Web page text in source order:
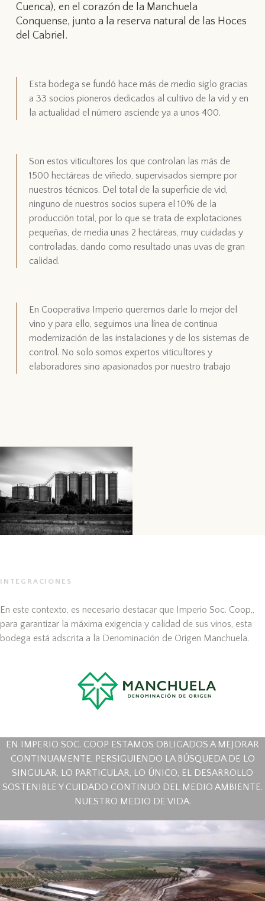
Cuenca), en el corazón de la Manchuela
Conquense, junto a la reserva natural de las Hoces
del Cabriel.
Esta bodega se fundó hace más de medio siglo gracias
a 33 socios pioneros dedicados al cultivo de la vid y en
la actualidad el número asciende ya a unos 400.
Son estos viticultores los que controlan las más de
1500 hectáreas de viñedo, supervisados siempre por
nuestros técnicos. Del total de la superficie de vid,
ninguno de nuestros socios supera el 10% de la
producción total, por lo que se trata de explotaciones
pequeñas, de media unas 2 hectáreas, muy cuidadas y
controladas, dando como resultado unas uvas de gran
calidad.
En Cooperativa Imperio queremos darle lo mejor del
vino y para ello, seguimos una línea de continua
modernización de las instalaciones y de los sistemas de
control. No solo somos expertos viticultores y
elaboradores sino apasionados por nuestro trabajo
INTEGRACIONES
En este contexto, es necesario destacar que Imperio Soc. Coop,,
para garantizar la máxima exigencia y calidad de sus vinos, esta
bodega está adscrita a la Denominación de Origen Manchuela.
EN IMPERIO SOC. COOP ESTAMOS OBLIGADOS A MEJORAR
CONTINUAMENTE, PERSIGUIENDO LA BÚSQUEDA DE LO
SINGULAR, LO PARTICULAR, LO ÚNICO, EL DESARROLLO
SOSTENIBLE Y CUIDADO CONTINUO DEL MEDIO AMBIENTE.
NUESTRO MEDIO DE VIDA.